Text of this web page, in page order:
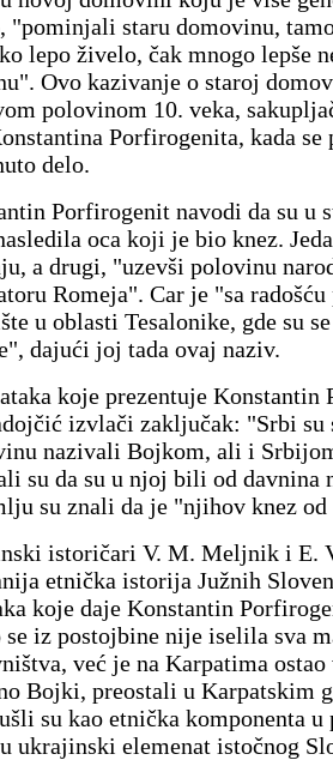
"pominjali staru domovinu, tamo
lepo živelo, čak mnogo lepše
Ovo kazivanje o staroj
polovinom 10. veka,
Porfirogenita, kada se
delo.
Porfirogenit navodi da su u
oca koji je bio knez.
a drugi, "uzevši polovinu
Romeja". Car je "sa
u oblasti Tesalonike, gde su
dajući joj tada ovaj naziv.
koje prezentuje
izvlači zaključak: "Srbi su
nazivali Bojkom, ali i
su da su u njoj bili od davnina
su znali da je "njihov knez
istoričari V. M. Meljnik i E.
etnička istorija Južnih
koje daje Konstantin
se iz postojbine nije iselila sva
već je na Karpatima
Bojki, preostali u Karpatskim
su kao etnička komponenta u
ukrajinski elemenat istočnog